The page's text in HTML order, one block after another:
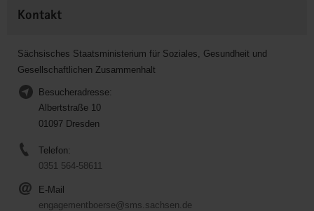
Kontakt
Sächsisches Staatsministerium für Soziales, Gesundheit und
Gesellschaftlichen Zusammenhalt
Besucheradresse:
Albertstraße 10
01097 Dresden
Telefon:
0351 564-58611
E-Mail
engagementboerse@sms.sachsen.de